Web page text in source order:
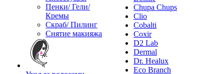
Пенки/ Гели/
Кремы
Скраб/ Пилинг
Снятие макияжа
Chupa Chups
Clio
Cobalti
Coxir
D2 Lab
Dermal
Dr. Healux
Eco Branch